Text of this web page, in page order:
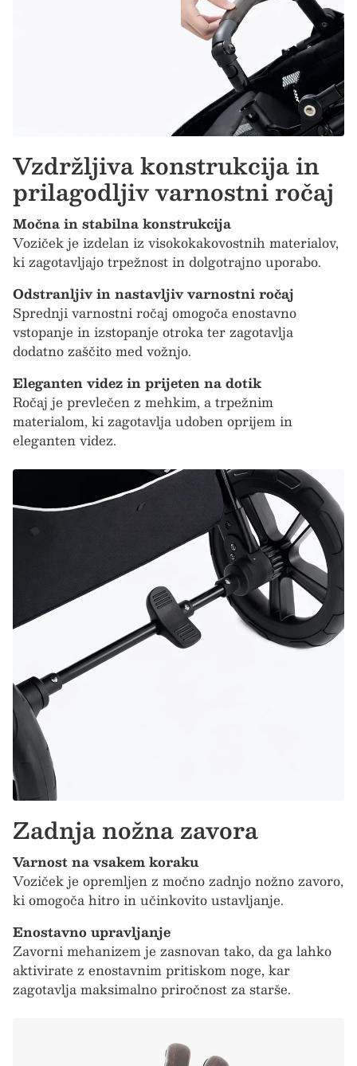
Vzdržljiva konstrukcija in
prilagodljiv varnostni ročaj
Močna in stabilna konstrukcija
Voziček je izdelan iz visokokakovostnih materialov,
ki zagotavljajo trpežnost in dolgotrajno uporabo.
Odstranljiv in nastavljiv varnostni ročaj
Sprednji varnostni ročaj omogoča enostavno
vstopanje in izstopanje otroka ter zagotavlja
dodatno zaščito med vožnjo.
Eleganten videz in prijeten na dotik
Ročaj je prevlečen z mehkim, a trpežnim
materialom, ki zagotavlja udoben oprijem in
eleganten videz.
Zadnja nožna zavora
Varnost na vsakem koraku
Voziček je opremljen z močno zadnjo nožno zavoro,
ki omogoča hitro in učinkovito ustavljanje.
Enostavno upravljanje
Zavorni mehanizem je zasnovan tako, da ga lahko
aktivirate z enostavnim pritiskom noge, kar
zagotavlja maksimalno priročnost za starše.